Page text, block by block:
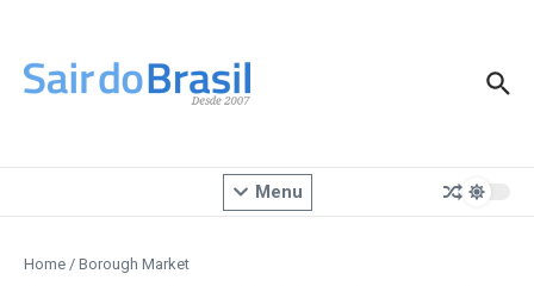
Menu
Home / Borough Market